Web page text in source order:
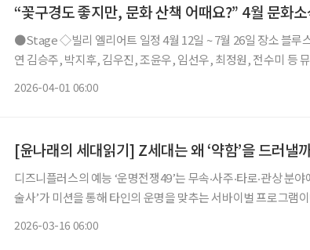
“꽃구경도 좋지만, 문화 산책 어때요?” 4월 문화소
●Stage ◇빌리 엘리어트 일정 4월 12일 ~ 7월 26일 장소 블루스퀘어 연출 에드 번사이드 출
연 김승주, 박지후, 김우진, 조윤우, 임선우, 최정원, 전수미 등
2026-04-01 06:00
[윤나래의 세대읽기] Z세대는 왜 ‘약함’을 드러낼
디즈니플러스의 예능 ‘운명전쟁49’는 무속‧사주‧타로‧관상 분
술사’가 미션을 통해 타인의 운명을 맞추는 서바이벌 프로그램
2026-03-16 06:00